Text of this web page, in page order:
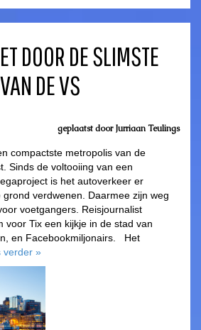
DOOR DE SLIMSTE
DE VS
geplaatst door Jurriaan Teulings
compactste metropolis van de
Sinds de voltooiing van een
is het autoverkeer er
verdwenen. Daarmee zijn weg
voetgangers. Reisjournalist
voor Tix een kijkje in de stad van
en Facebookmiljonairs. Het
verder »